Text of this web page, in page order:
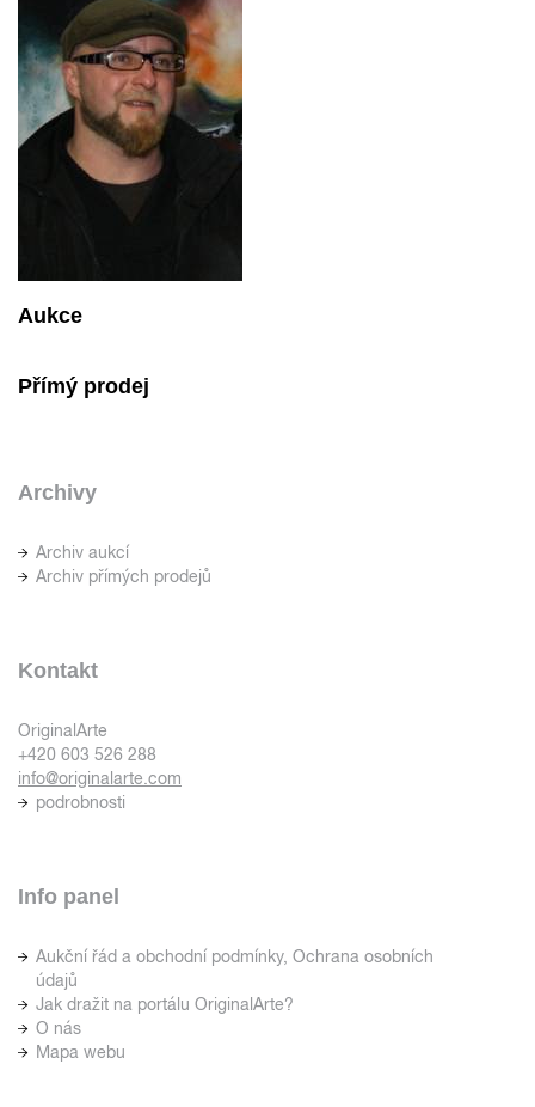
Aukce
Přímý prodej
Archivy
Archiv aukcí
Archiv přímých prodejů
Kontakt
OriginalArte
+420 603 526 288
info@originalarte.com
podrobnosti
Info panel
Aukční řád a obchodní podmínky, Ochrana osobních
údajů
Jak dražit na portálu OriginalArte?
O nás
Mapa webu